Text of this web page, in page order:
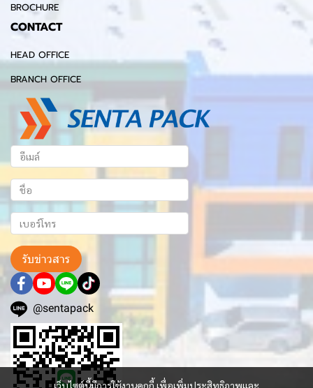
เว็บไซต์นี้มีการใช้งานคุกกี้ เพื่อเพิ่มประสิทธิภาพและ
BROCHURE
CONTACT
HEAD OFFICE
BRANCH OFFICE
รับข่าวสาร
@sentapack